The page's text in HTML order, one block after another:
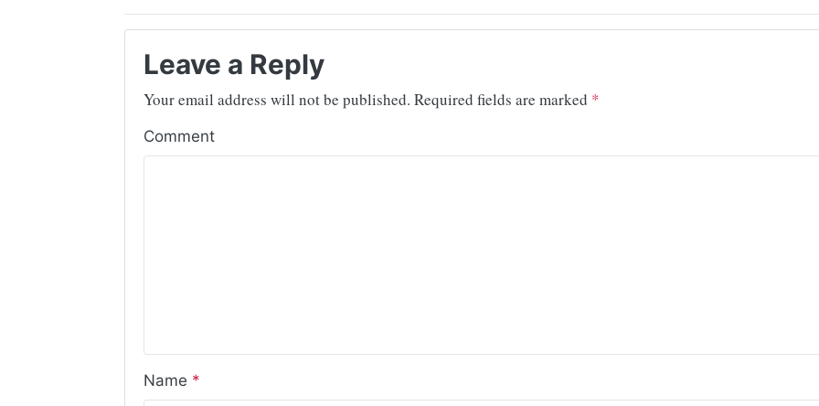
Leave a Reply
Your email address will not be published. Required fields are marked *
Comment
Name *